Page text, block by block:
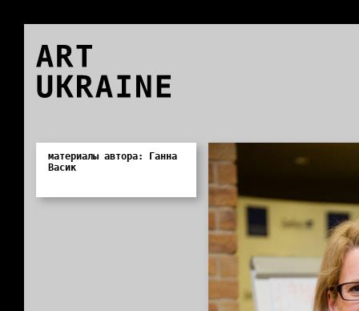
ART
UKRAINE
материалы автора: Ганна
Васик